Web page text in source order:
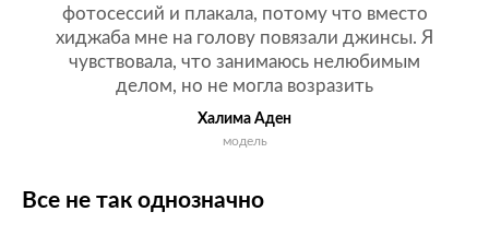
фотосессий и плакала, потому что вместо
хиджаба мне на голову повязали джинсы. Я
чувствовала, что занимаюсь нелюбимым
делом, но не могла возразить
Халима Аден
модель
Все не так однозначно